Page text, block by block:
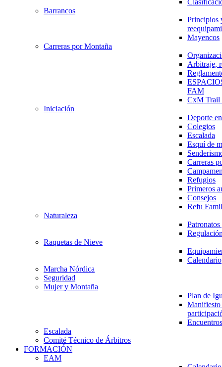
Barrancos
Principios
Mayencos
Carreras por Montaña
Arbitraje,
FAM
CxM
Iniciación
Deporte
Colegios
Escalada
Esquí de
Carreras
Refugios
Primeros
Consejos
Refu
Naturaleza
Raquetas de Nieve
Calendario
Marcha Nórdica
Seguridad
Mujer y Montaña
Plan de
Escalada
Comité Técnico de Árbitros
FORMACIÓN
EAM